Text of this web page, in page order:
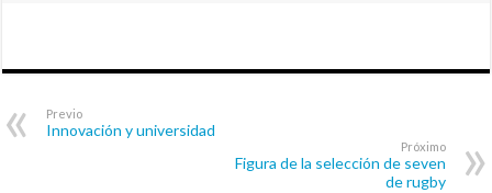
Previo
Innovación y universidad
Próximo
Figura de la selección de seven
de rugby